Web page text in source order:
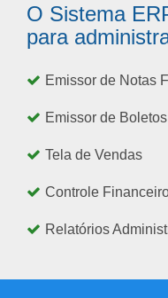
O Sistema
para
Emissor de Notas
Emissor de Boletos
Tela de Vendas
Controle
Relatórios